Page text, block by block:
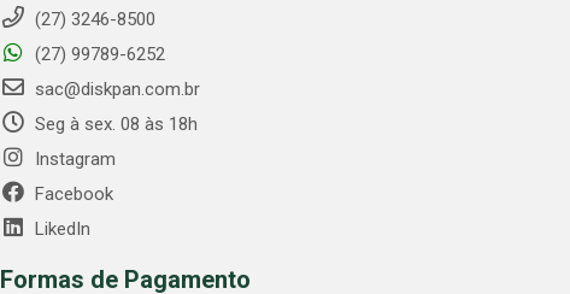
(27) 3246-8500
(27) 99789-6252
sac@diskpan.com.br
Seg à sex. 08 às 18h
Instagram
Facebook
LikedIn
Formas de Pagamento